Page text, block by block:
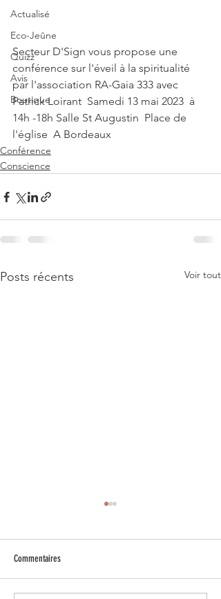
Actualisé
Eco-Jeûne
Quizz
Avis
Boutique
Secteur D'Sign vous propose une
conférence sur l'éveil à la spiritualité
par l'association RA-Gaia 333 avec
Patrick Loirant  Samedi 13 mai 2023  à
14h -18h Salle St Augustin  Place de
l'église  A Bordeaux
Conférence
Conscience
Posts récents Voir tout
Commentaires